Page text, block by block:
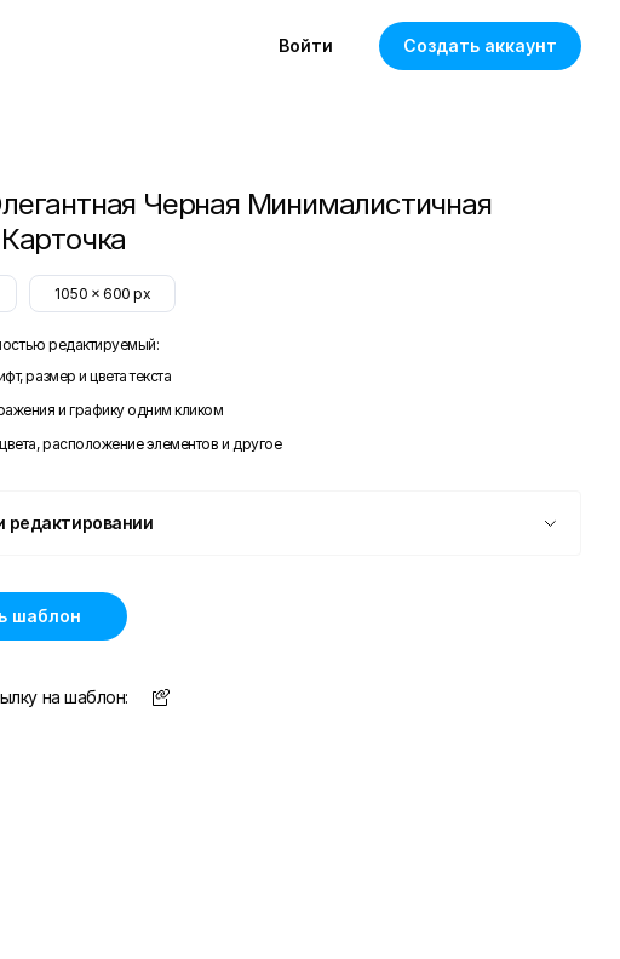
Войти Создать аккаунт
Черная Минималистичная
1050 x600 px
редактируемый:
размер и цвета текста
и графику одним кликом
расположение элементов и другое
редактировании
шаблон
на шаблон: